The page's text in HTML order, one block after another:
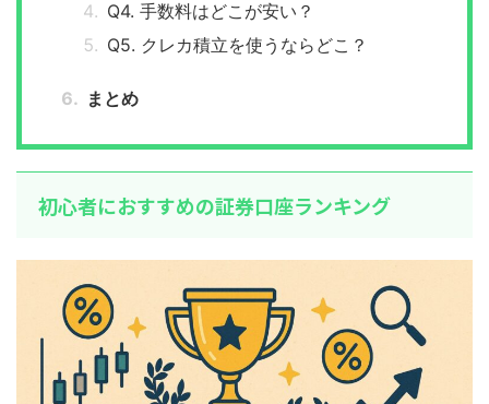
Q4. 手数料はどこが安い？
Q5. クレカ積立を使うならどこ？
まとめ
初心者におすすめの証券口座ランキング